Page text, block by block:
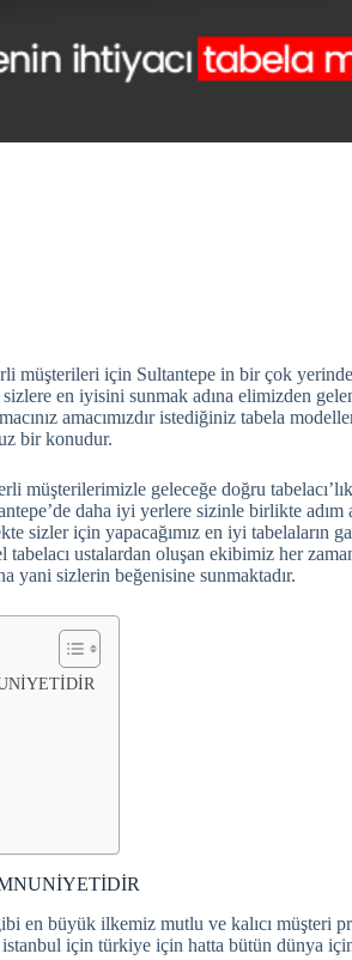
müşterileri için Sultantepe in bir çok yerinde
en iyisini sunmak adına elimizden
amacımızdır istediğiniz tabela
bir konudur.
müşterilerimizle geleceğe doğru tabelacı’lık
daha iyi yerlere sizinle birlikte adım
sizler için yapacağımız en iyi tabelaların
tabelacı ustalardan oluşan ekibimiz her
yani sizlerin beğenisine sunmaktadır.
en büyük ilkemiz mutlu ve kalıcı müşteri
için türkiye için hatta bütün dünya